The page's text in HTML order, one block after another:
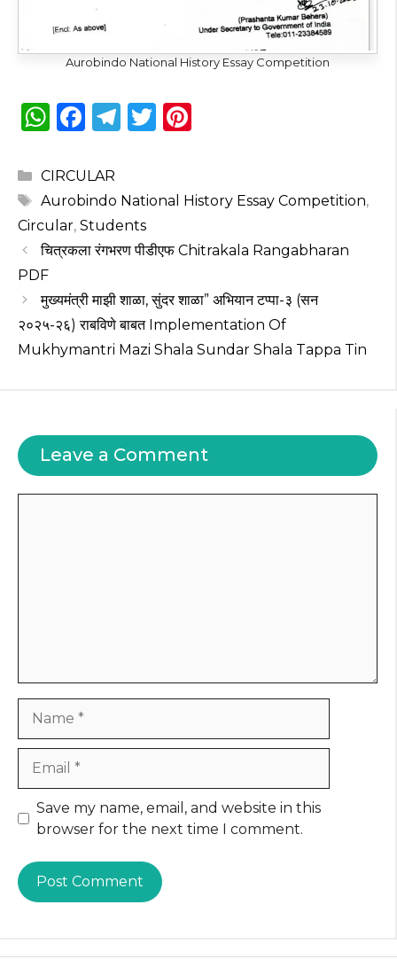
Aurobindo National History Essay Competition
W
a
ts
A
p
p
F
c
e
b
o
o
k
T
g
ra
m
T
te re
Categories
CIRCULAR
Tags
Aurobindo National History Essay Competition,
Circular, Students
चित्रकला रंगभरण पीडीएफ Chitrakala Rangabharan
PDF
मुख्यमंत्री माझी शाळा, सुंदर शाळा” अभियान टप्पा-३ (सन
२०२५-२६) राबविणे बाबत Implementation Of
Mukhymantri Mazi Shala Sundar Shala Tappa Tin
Leave a Comment
Website
Save my name, email, and website in this
browser for the next time I comment.